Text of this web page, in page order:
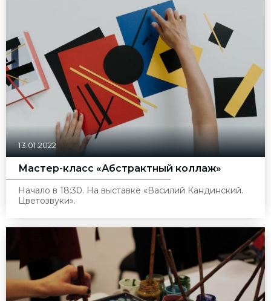
13.01.2022
Мастер-класс «Абстрактный коллаж»
Начало в 18:30. На выставке «Василий Кандинский.
Цветозвуки».